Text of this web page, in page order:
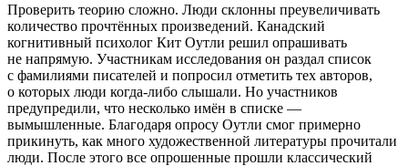
Проверить теорию сложно. Люди склонны преувеличивать
количество прочтённых произведений. Канадский
когнитивный психолог Кит Оутли решил опрашивать
не напрямую. Участникам исследования он раздал список
с фамилиями писателей и попросил отметить тех авторов,
о которых люди когда-либо слышали. Но участников
предупредили, что несколько имён в списке —
вымышленные. Благодаря опросу Оутли смог примерно
прикинуть, как много художественной литературы прочитали
люди. После этого все опрошенные прошли классический